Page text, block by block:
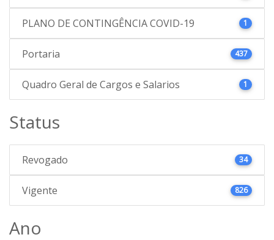
PLANO DE CONTINGÊNCIA COVID-19 1
Portaria 437
Quadro Geral de Cargos e Salarios 1
Status
Revogado 34
Vigente 826
Ano